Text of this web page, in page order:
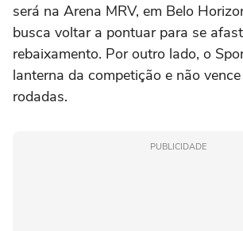
será na Arena MRV, em Belo
busca voltar a pontuar para se
rebaixamento. Por outro lado, o
lanterna da competição e não
rodadas.
PUBLICIDADE